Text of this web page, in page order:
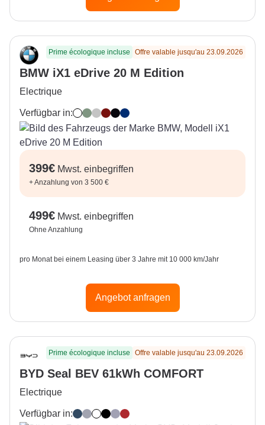
Prime écologique incluse Offre valable jusqu'au 23.09.2026
BMW iX1 eDrive 20 M Edition
Electrique
Verfügbar in:Alpine White
Cape York Green
Space Silver
Fire Red
Black Sapphire
Portimao Blue
399€ Mwst. einbegriffen
+Anzahlung von 3 500 €
499€ Mwst. einbegriffen
Ohne Anzahlung
pro Monat bei einem Leasing über 3 Jahre mit 10 000 km/Jahr
Angebot anfragen
Prime écologique incluse Offre valable jusqu'au 23.09.2026
BYD Seal BEV 61kWh COMFORT
Electrique
Verfügbar in:Atlantis Grey
Indigo Grey
Polar White
Obsidian Black
Lavender Grey
Ruby Red